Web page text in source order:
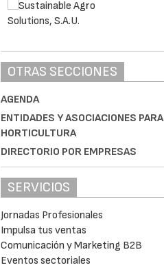
OTRAS SECCIONES
AGENDA
ENTIDADES Y ASOCIACIONES PARA
HORTICULTURA
DIRECTORIO POR EMPRESAS
SERVICIOS
Jornadas Profesionales
Impulsa tus ventas
Comunicación y Marketing B2B
Eventos sectoriales